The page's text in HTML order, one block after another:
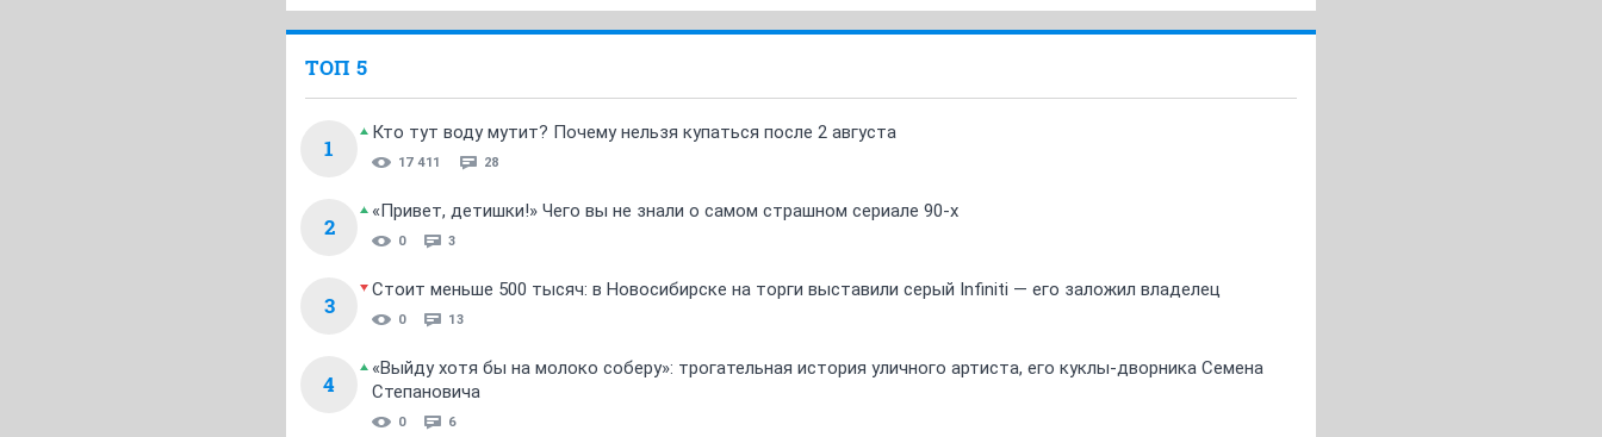
ТОП 5
1
Кто тут воду мутит? Почему нельзя купаться после 2 августа
17 411 28
2
«Привет, детишки!» Чего вы не знали о самом страшном сериале 90-х
0 3
3
Стоит меньше 500 тысяч: в Новосибирске на торги выставили серый Infiniti — его заложил владелец
0 13
4
«Выйду хотя бы на молоко соберу»: трогательная история уличного артиста, его куклы-дворника Семена
Степановича
0 6